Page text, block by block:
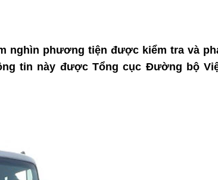
nghìn phương tiện được kiểm tra và
tin này được Tổng cục Đường bộ